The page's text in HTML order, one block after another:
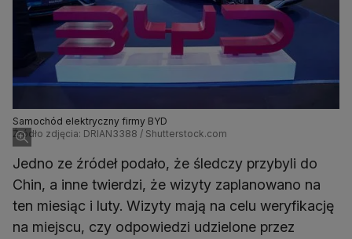
Samochód elektryczny firmy BYD
Źródło zdjęcia: DRIAN3388 / Shutterstock.com
Jedno ze źródeł podało, że śledczy przybyli do
Chin, a inne twierdzi, że wizyty zaplanowano na
ten miesiąc i luty. Wizyty mają na celu weryfikację
na miejscu, czy odpowiedzi udzielone przez